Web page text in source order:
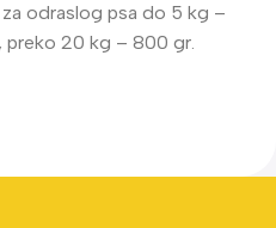
odraslog psa do 5 kg –
20 kg – 800 gr.